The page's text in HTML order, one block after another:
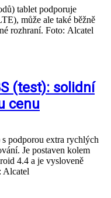
tablet podporuje
může ale také běžně
rozhraní. Foto: Alcatel
(test): solidní
cenu
podporou extra rychlých
Je postaven kolem
4.4 a je vysloveně
Alcatel